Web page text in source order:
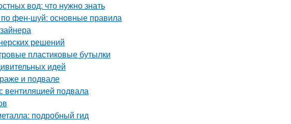
вод: что нужно знать
по фен-шуй: основные правила
решений
пластиковые бутылки
идей
и подвале
вентиляцией подвала
подробный гид